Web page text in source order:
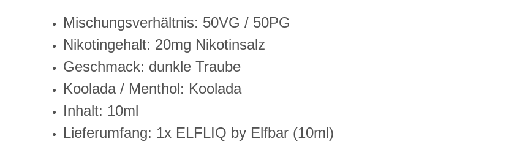
Mischungsverhältnis: 50VG / 50PG
Nikotingehalt: 20mg Nikotinsalz
Geschmack: dunkle Traube
Koolada / Menthol: Koolada
Inhalt: 10ml
Lieferumfang: 1x ELFLIQ by Elfbar (10ml)